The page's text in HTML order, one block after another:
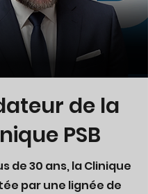
de la
PSB
de 30 ans, la Clinique
par une lignée de